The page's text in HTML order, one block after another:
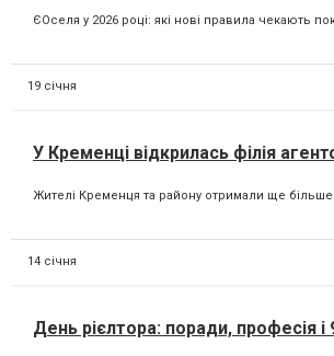
ЄОселя у 2026 році: які нові правила чекають
19 січня
У Кременці відкрилась філія
Жителі Кременця та району отримали ще більше
14 січня
День рієлтора: поради, професія і